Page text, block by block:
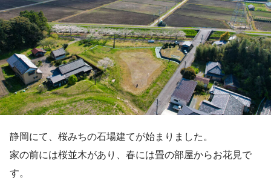
静岡にて、桜みちの石場建てが始まりました。
家の前には桜並木があり、春には畳の部屋からお花見で
す。